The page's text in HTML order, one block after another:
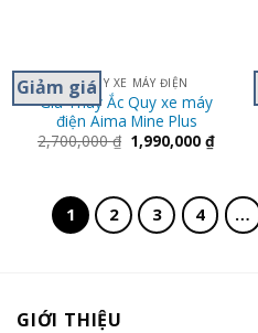
Giảm giáẮC QUY XE MÁY ĐIỆN
Giá Thay Ắc Quy xe máy
điện Aima Mine Plus
2,700,000₫ 1,990,000₫
1 2 3 4 …
GIỚI THIỆU